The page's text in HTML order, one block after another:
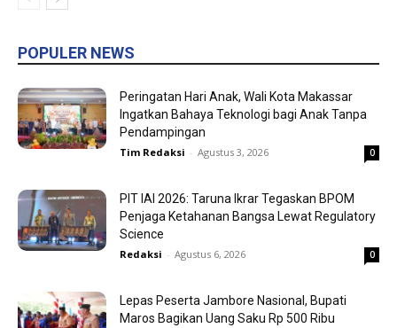
POPULER NEWS
Peringatan Hari Anak, Wali Kota Makassar
Ingatkan Bahaya Teknologi bagi Anak Tanpa
Pendampingan
Tim Redaksi - Agustus 3, 2026 0
PIT IAI 2026: Taruna Ikrar Tegaskan BPOM
Penjaga Ketahanan Bangsa Lewat Regulatory
Science
Redaksi - Agustus 6, 2026 0
Lepas Peserta Jambore Nasional, Bupati
Maros Bagikan Uang Saku Rp 500 Ribu